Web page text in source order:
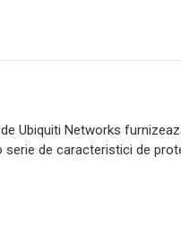
Ubiquiti Networks
de caracteristici de